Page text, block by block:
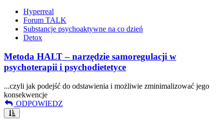
Hyperreal
Forum TALK
Substancje psychoaktywne na co dzień
Detox
Metoda HALT – narzędzie samoregulacji w
psychoterapii i psychodietetyce
...czyli jak podejść do odstawienia i możliwie zminimalizować jego
konsekwencje
ODPOWIEDZ